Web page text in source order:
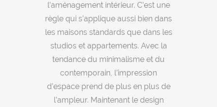
l’aménagement intérieur. C’est une
règle qui s’applique aussi bien dans
les maisons standards que dans les
studios et appartements. Avec la
tendance du minimalisme et du
contemporain, l’impression
d’espace prend de plus en plus de
l’ampleur. Maintenant le design